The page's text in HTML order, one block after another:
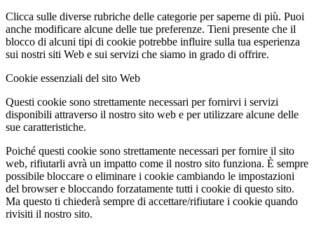
Clicca sulle diverse rubriche delle categorie per saperne di più. Puoi
anche modificare alcune delle tue preferenze. Tieni presente che il
blocco di alcuni tipi di cookie potrebbe influire sulla tua esperienza
sui nostri siti Web e sui servizi che siamo in grado di offrire.
Cookie essenziali del sito Web
Questi cookie sono strettamente necessari per fornirvi i servizi
disponibili attraverso il nostro sito web e per utilizzare alcune delle
sue caratteristiche.
Poiché questi cookie sono strettamente necessari per fornire il sito
web, rifiutarli avrà un impatto come il nostro sito funziona. È sempre
possibile bloccare o eliminare i cookie cambiando le impostazioni
del browser e bloccando forzatamente tutti i cookie di questo sito.
Ma questo ti chiederà sempre di accettare/rifiutare i cookie quando
rivisiti il nostro sito.